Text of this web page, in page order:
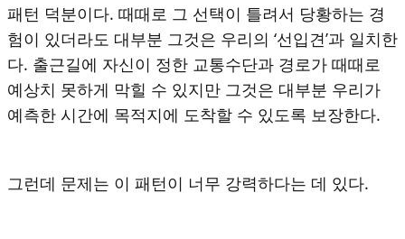
패턴 덕분이다. 때때로 그 선택이 틀려서 당황하는 경
험이 있더라도 대부분 그것은 우리의 ‘선입견’과 일치한
다. 출근길에 자신이 정한 교통수단과 경로가 때때로
예상치 못하게 막힐 수 있지만 그것은 대부분 우리가
예측한 시간에 목적지에 도착할 수 있도록 보장한다.
그런데 문제는 이 패턴이 너무 강력하다는 데 있다.